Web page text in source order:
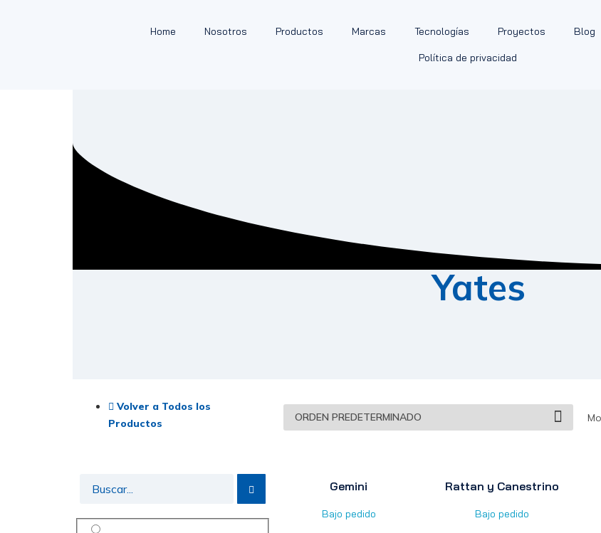
Home Nosotros Productos Marcas Tecnologías Proyectos Blog
Política de privacidad
Yates
Volver a Todos los
Productos
Gemini
Bajo pedido
Rattan y Canestrino
Bajo pedido